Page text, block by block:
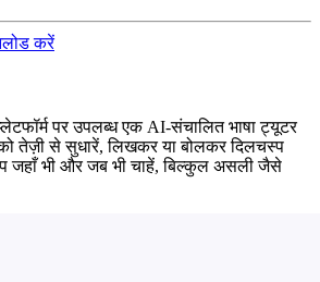
करें
पर उपलब्ध एक AI-संचालित भाषा ट्यूटर
तेज़ी से सुधारें, लिखकर या बोलकर दिलचस्प
जहाँ भी और जब भी चाहें, बिल्कुल असली जैसे